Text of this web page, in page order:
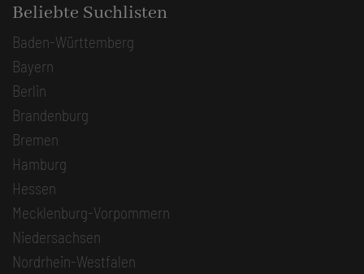
Beliebte Suchlisten
Baden-Württemberg
Bayern
Berlin
Brandenburg
Bremen
Hamburg
Hessen
Mecklenburg-Vorpommern
Niedersachsen
Nordrhein-Westfalen